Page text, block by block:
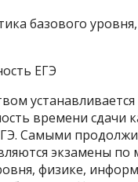
базового уровня,
ЕГЭ
устанавливается
времени сдачи
Самыми
экзамены по
физике,